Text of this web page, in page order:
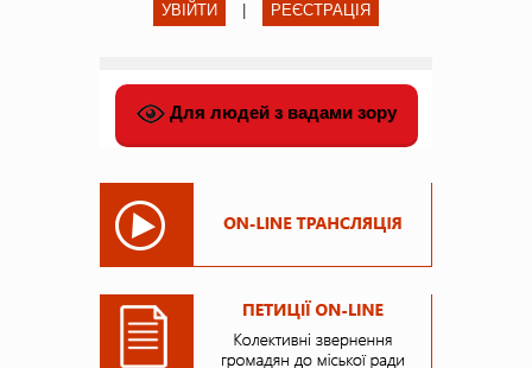
УВІЙТИ РЕЄСТРАЦІЯ
Для людей з вадами зору